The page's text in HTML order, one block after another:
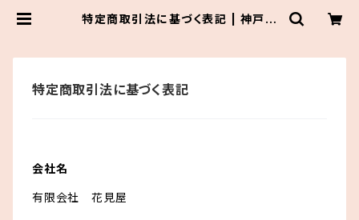
特定商取引法に基づく表記 | 神戸元
特定商取引法に基づく表記
会社名
有限会社 花見屋